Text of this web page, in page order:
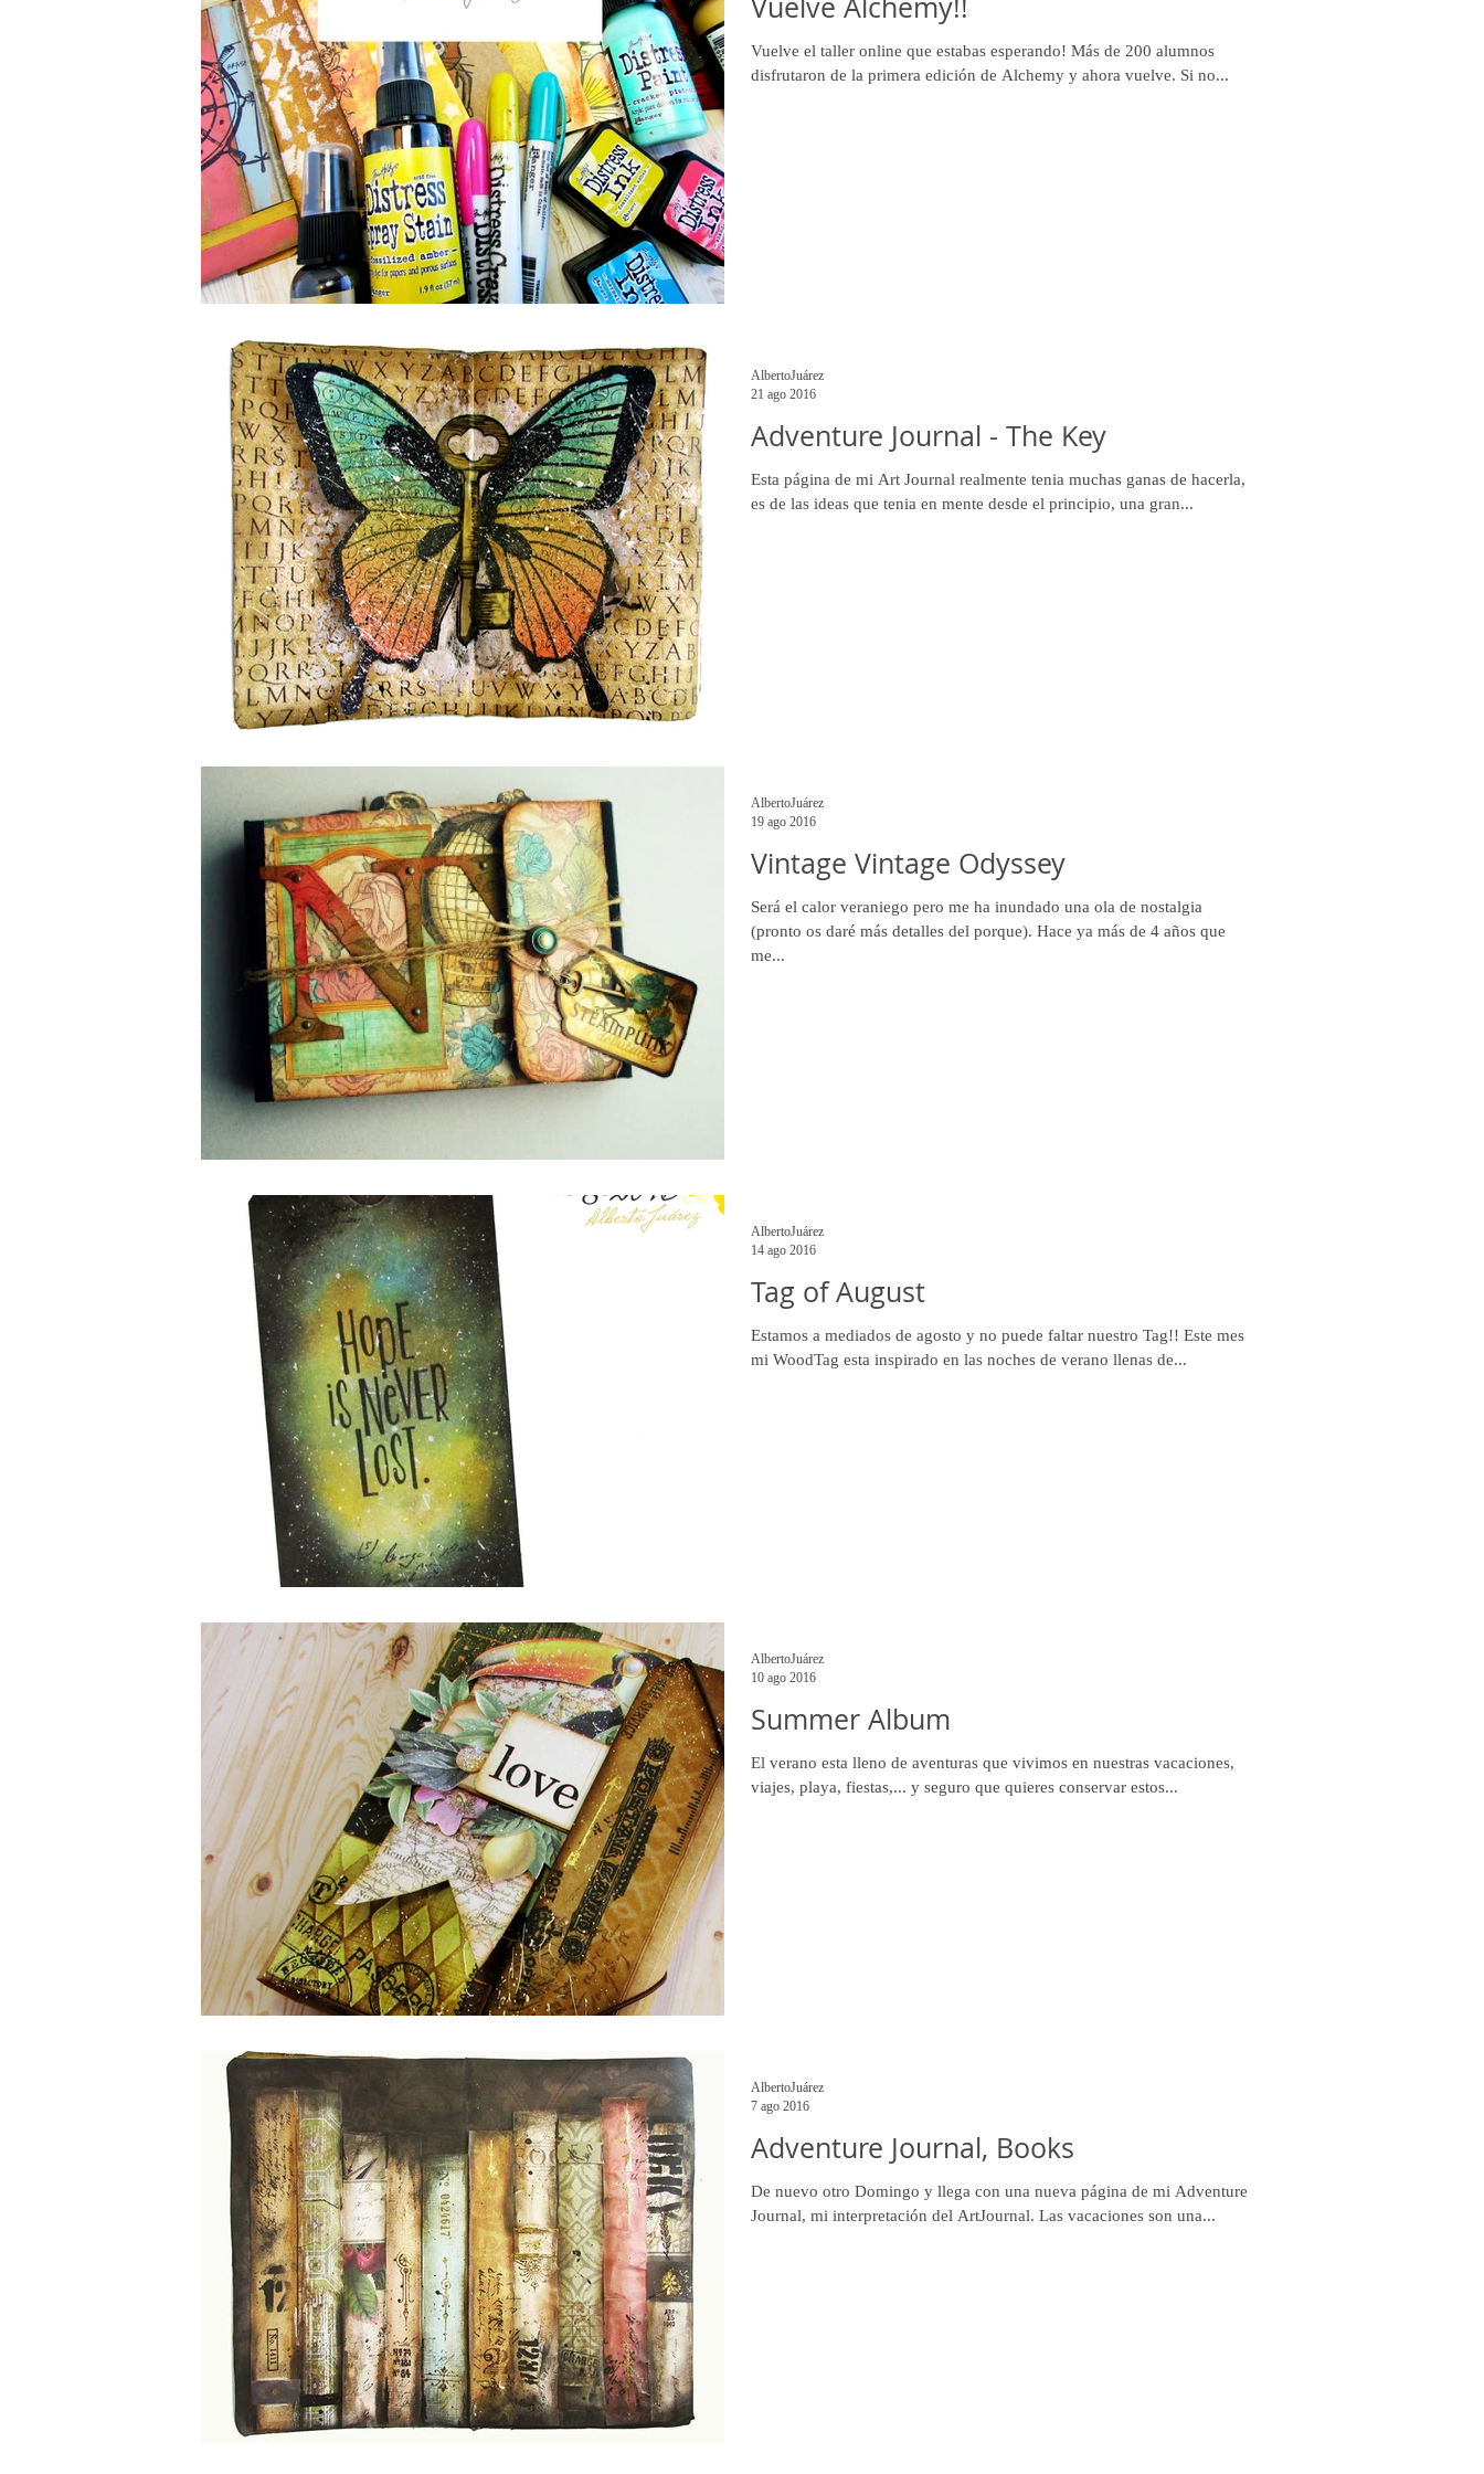
Vuelve el taller online que estabas esperando! Más de 200 alumnos
disfrutaron de la primera edición de Alchemy y ahora vuelve. Si no...
Adventure Journal - The Key
Esta página de mi Art Journal realmente tenia muchas ganas de hacerla,
es de las ideas que tenia en mente desde el principio, una gran...
AlbertoJuárez
21 ago 2016
Vintage Vintage Odyssey
Será el calor veraniego pero me ha inundado una ola de nostalgia
(pronto os daré más detalles del porque). Hace ya más de 4 años que
me...
AlbertoJuárez
19 ago 2016
Tag of August
Estamos a mediados de agosto y no puede faltar nuestro Tag!! Este mes
mi WoodTag esta inspirado en las noches de verano llenas de...
AlbertoJuárez
14 ago 2016
Summer Album
El verano esta lleno de aventuras que vivimos en nuestras vacaciones,
viajes, playa, fiestas,... y seguro que quieres conservar estos...
AlbertoJuárez
10 ago 2016
Adventure Journal, Books
De nuevo otro Domingo y llega con una nueva página de mi Adventure
Journal, mi interpretación del ArtJournal. Las vacaciones son una...
AlbertoJuárez
7 ago 2016